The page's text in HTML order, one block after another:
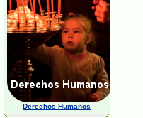
Derechos Humanos